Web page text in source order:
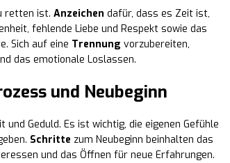
retten ist. Anzeichen dafür, dass es Zeit ist,
fehlende Liebe und Respekt sowie das
Sich auf eine Trennung vorzubereiten,
das emotionale Loslassen.
und Neubeginn
Geduld. Es ist wichtig, die eigenen Gefühle
Schritte zum Neubeginn beinhalten das
und das Öffnen für neue Erfahrungen.